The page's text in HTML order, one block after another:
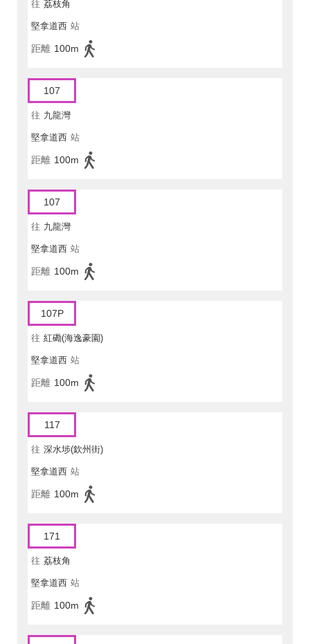
往 荔枝角
堅拿道西 站
距離 100m
107
往 九龍灣
堅拿道西 站
距離 100m
107
往 九龍灣
堅拿道西 站
距離 100m
107P
往 紅磡(海逸豪園)
堅拿道西 站
距離 100m
117
往 深水埗(欽州街)
堅拿道西 站
距離 100m
171
往 荔枝角
堅拿道西 站
距離 100m